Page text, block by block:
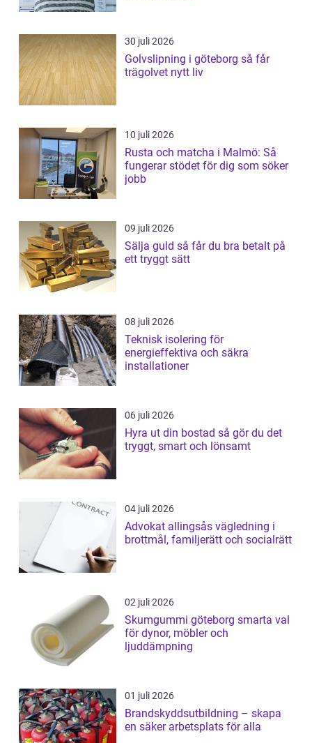
30 juli 2026
Golvslipning i göteborg så får
trägolvet nytt liv
10 juli 2026
Rusta och matcha i Malmö: Så
fungerar stödet för dig som söker
jobb
09 juli 2026
Sälja guld så får du bra betalt på
ett tryggt sätt
08 juli 2026
Teknisk isolering för
energieffektiva och säkra
installationer
06 juli 2026
Hyra ut din bostad så gör du det
tryggt, smart och lönsamt
04 juli 2026
Advokat allingsås vägledning i
brottmål, familjerätt och socialrätt
02 juli 2026
Skumgummi göteborg smarta val
för dynor, möbler och
ljuddämpning
01 juli 2026
Brandskyddsutbildning – skapa
en säker arbetsplats för alla